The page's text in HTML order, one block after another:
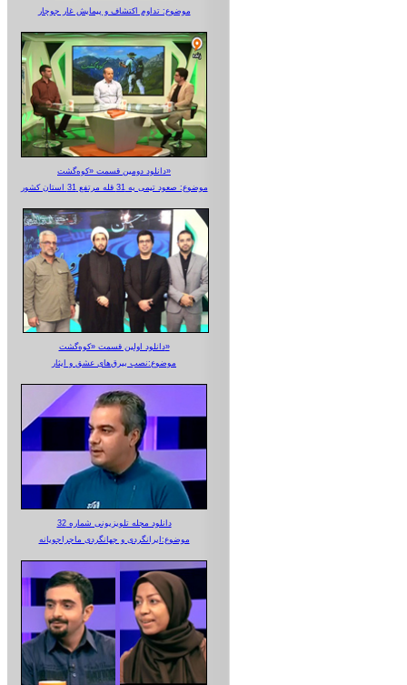
موضوع: تداوم اکتشاف و پیمایش غار جوجار
دانلود دومین قسمت «کوه‌گشت»
موضوع: صعود تیمی به 31 قله مرتفع 31 استان کشور
دانلود اولین قسمت «کوه‌گشت»
موضوع:نصب بیرق‌های عشق و ایثار
دانلود مجله تلویزیونی شماره 32
موضوع:ایرانگردی و جهانگردی ماجراجویانه